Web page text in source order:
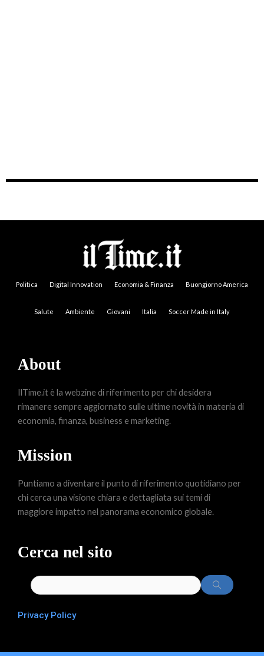
Politica Digital Innovation Economia & Finanza Buongiorno America
Salute Ambiente Giovani Italia Soccer Made in Italy
About
IlTime.it è la webzine di riferimento per chi desidera
rimanere sempre aggiornato sulle ultime novità in materia di
economia, finanza, business e marketing.
Mission
Puntiamo a diventare il punto di riferimento quotidiano per
chi cerca una visione chiara e dettagliata sui temi di
maggiore impatto nel panorama economico globale.
Cerca nel sito
Privacy Policy